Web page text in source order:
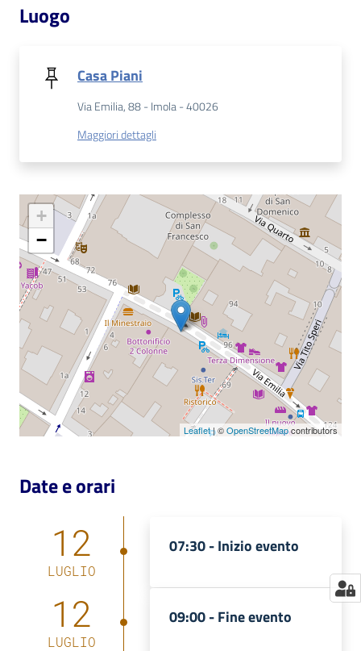
Seguici
Catalogo
on line
Eventi
Chiedi al
bibliotecario
Avvisi
Orari
Luogo
Casa Piani
Via Emilia, 88 - Imola - 40026
Maggiori dettagli
+
−
Leaflet| ©OpenStreetMapcontributors
Date e orari
12
LUGLIO
07:30 -Inizio evento
12
LUGLIO
09:00 -Fine evento